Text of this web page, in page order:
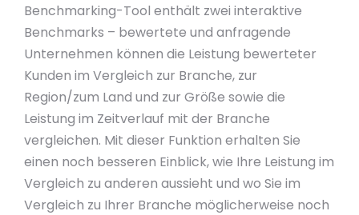
Benchmarking-Tool enthält zwei interaktive
Benchmarks – bewertete und anfragende
Unternehmen können die Leistung bewerteter
Kunden im Vergleich zur Branche, zur
Region/zum Land und zur Größe sowie die
Leistung im Zeitverlauf mit der Branche
vergleichen. Mit dieser Funktion erhalten Sie
einen noch besseren Einblick, wie Ihre Leistung im
Vergleich zu anderen aussieht und wo Sie im
Vergleich zu Ihrer Branche möglicherweise noch